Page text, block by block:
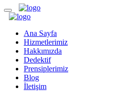
Ana Sayfa
Hizmetlerimiz
Hakkımızda
Dedektif
Prensiplerimiz
Blog
İletişim